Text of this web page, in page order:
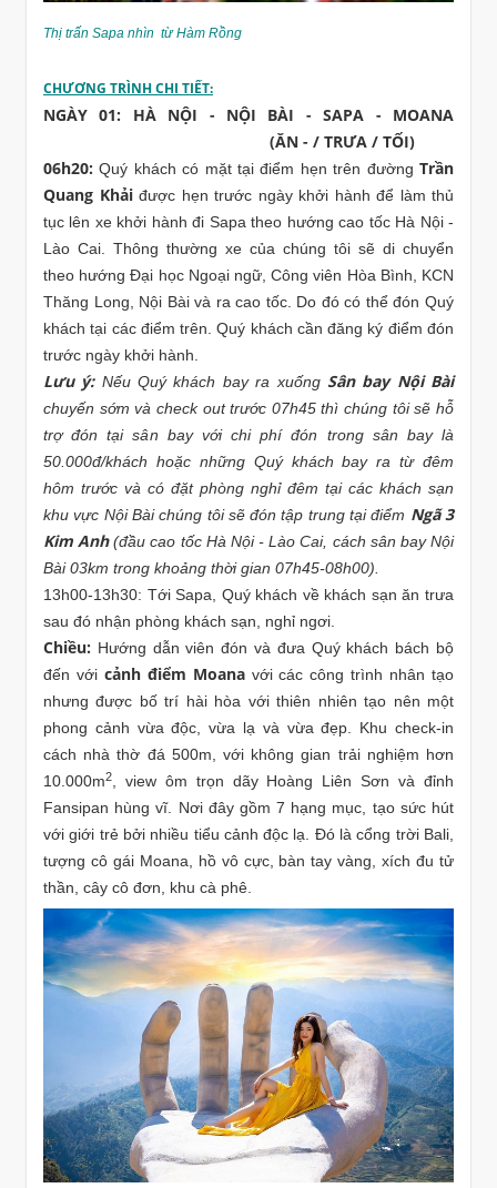
Thị trấn Sapa nhìn từ Hàm Rồng
CHƯƠNG TRÌNH CHI TIẾT:
NGÀY 01: HÀ NỘI - NỘI BÀI - SAPA - MOANA
(ĂN - / TRƯA / TỐI)
06h20: Quý khách có mặt tại điểm hẹn trên đường Trần
Quang Khảiđược hẹn trước ngày khởi hành để làm thủ
tục lên xe khởi hành đi Sapa theo hướng cao tốc Hà Nội -
Lào Cai. Thông thường xe của chúng tôi sẽ di chuyển
theo hướng Đại học Ngoại ngữ, Công viên Hòa Bình, KCN
Thăng Long, Nội Bài và ra cao tốc. Do đó có thể đón Quý
khách tại các điểm trên. Quý khách cần đăng ký điểm đón
trước ngày khởi hành.
Lưu ý:Nếu Quý khách bay ra xuống Sân bay Nội Bài
chuyến sớm và check out trước 07h45 thì chúng tôi sẽ hỗ
trợ đón tại sân bay với chi phí đón trong sân bay là
50.000đ/khách hoặc những Quý khách bay ra từ đêm
hôm trước và có đặt phòng nghỉ đêm tại các khách sạn
khu vực Nội Bài chúng tôi sẽ đón tập trung tại điểm Ngã 3
Kim Anh(đầu cao tốc Hà Nội - Lào Cai, cách sân bay Nội
Bài 03km trong khoảng thời gian 07h45-08h00).
13h00-13h30: Tới Sapa, Quý khách về khách sạn ăn trưa
sau đó nhận phòng khách sạn, nghỉ ngơi.
Chiều: Hướng dẫn viên đón và đưa Quý khách bách bộ
đến với cảnh điểm Moanavới các công trình nhân tạo
nhưng được bố trí hài hòa với thiên nhiên tạo nên một
phong cảnh vừa độc, vừa lạ và vừa đẹp. Khu check-in
cách nhà thờ đá 500m, với không gian trải nghiệm hơn
10.000m2, view ôm trọn dãy Hoàng Liên Sơn và đỉnh
Fansipan hùng vĩ. Nơi đây gồm 7 hạng mục, tạo sức hút
với giới trẻ bởi nhiều tiểu cảnh độc lạ. Đó là cổng trời Bali,
tượng cô gái Moana, hồ vô cực, bàn tay vàng, xích đu tử
thần, cây cô đơn, khu cà phê.